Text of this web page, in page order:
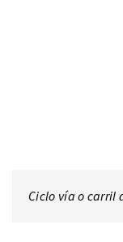
Ciclo vía o carril